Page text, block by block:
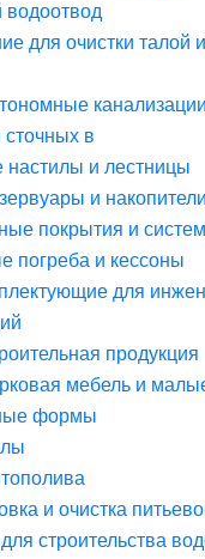
водоотвод
для очистки талой
в
настилы и лестницы
и
покрытия и
погреба и кессоны
для
продукция
мебель и
формы
и очистка
строительства